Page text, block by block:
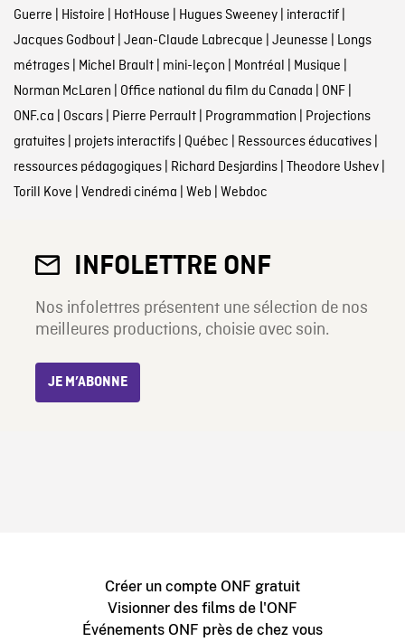
Guerre Histoire HotHouse Hugues Sweeney| interactif|
Jacques Godbout| Jean-Claude Labrecque Jeunesse Longs
métrages| Michel Brault| mini-leçon Montréal Musique
Norman McLaren Office national du film du Canada ONF|
ONF.ca Oscars| Pierre Perrault| Programmation Projections
gratuites| projets interactifs| Québec Ressources éducatives|
ressources pédagogiques| Richard Desjardins| Theodore Ushev|
Torill Kove Vendredi cinéma Web Webdoc
INFOLETTRE ONF
Nos infolettres présentent une sélection de nos
meilleures productions, choisie avec soin.
JE M’ABONNE
Créer un compte ONF gratuit
Visionner des films de l'ONF
Événements ONF près de chez vous